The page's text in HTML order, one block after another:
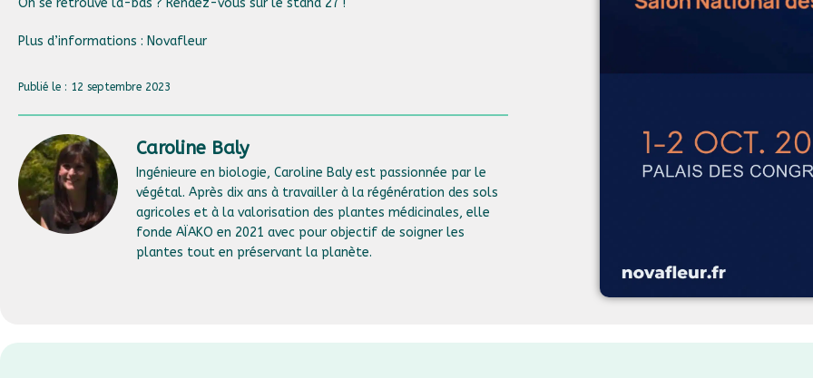
On se retrouve là-bas ? Rendez-vous sur le stand 27 !
Plus d’informations : Novafleur
Publié le : 12 septembre 2023
Caroline Baly
Ingénieure en biologie, Caroline Baly est passionnée par le
végétal. Après dix ans à travailler à la régénération des sols
agricoles et à la valorisation des plantes médicinales, elle
fonde AÏAKO en 2021 avec pour objectif de soigner les
plantes tout en préservant la planète.